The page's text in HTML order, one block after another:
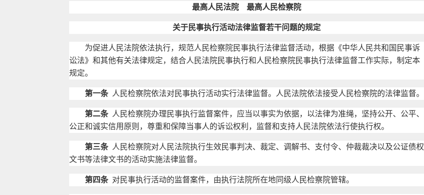
最高人民法院 最高人民检察院
关于民事执行活动法律监督若干问题的规定
为促进人民法院依法执行，规范人民检察院民事执行法律监督活动，根据《中华人民共和国民事诉
讼法》和其他有关法律规定，结合人民法院民事执行和人民检察院民事执行法律监督工作实际，制定本
规定。
第一条人民检察院依法对民事执行活动实行法律监督。人民法院依法接受人民检察院的法律监督。
第二条人民检察院办理民事执行监督案件，应当以事实为依据，以法律为准绳，坚持公开、公平、
公正和诚实信用原则，尊重和保障当事人的诉讼权利，监督和支持人民法院依法行使执行权。
第三条人民检察院对人民法院执行生效民事判决、裁定、调解书、支付令、仲裁裁决以及公证债权
文书等法律文书的活动实施法律监督。
第四条对民事执行活动的监督案件，由执行法院所在地同级人民检察院管辖。